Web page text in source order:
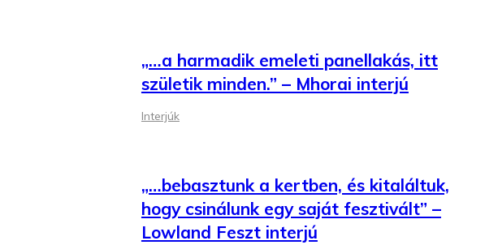
„…a harmadik emeleti panellakás, itt
születik minden.” – Mhorai interjú
Interjúk
„…bebasztunk a kertben, és kitaláltuk,
hogy csinálunk egy saját fesztivált” –
Lowland Feszt interjú